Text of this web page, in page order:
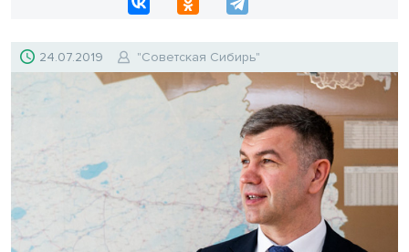
24.07.2019 "Советская Сибирь"